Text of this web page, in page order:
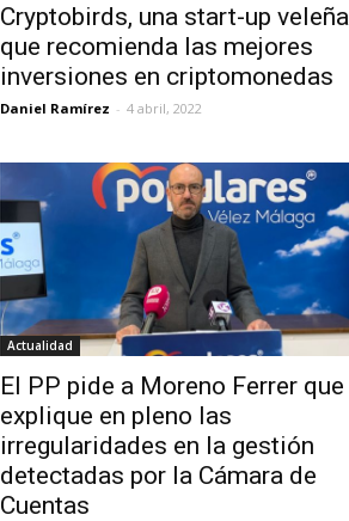
Cryptobirds, una start-up veleña
que recomienda las mejores
inversiones en criptomonedas
Daniel Ramírez - 4 abril, 2022
Actualidad
El PP pide a Moreno Ferrer que
explique en pleno las
irregularidades en la gestión
detectadas por la Cámara de
Cuentas